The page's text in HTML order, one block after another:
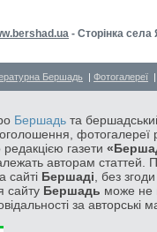
- Сторінка
Бершадь | Фотогалереї
Бершадь та
фотогалереї
редакцією газети
авторам статтей.
сайті Бершаді , без
сайту Бершадь може не
за авторські